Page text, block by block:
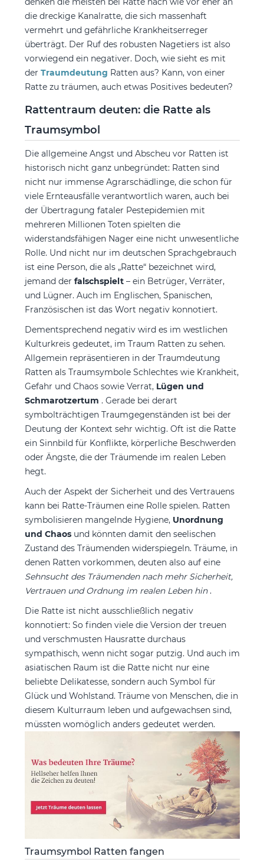
die dreckige Kanalratte, die sich massenhaft
vermehrt und gefährliche Krankheitserreger
überträgt. Der Ruf des robusten Nagetiers ist also
vorwiegend ein negativer. Doch, wie sieht es mit
der Traumdeutung Ratten aus? Kann, von einer
Ratte zu träumen, auch etwas Positives bedeuten?
Rattentraum deuten: die Ratte als
Traumsymbol
Die allgemeine Angst und Abscheu vor Ratten ist
historisch nicht ganz unbegründet: Ratten sind
nicht nur immense Agrarschädlinge, die schon für
viele Ernteausfälle verantwortlich waren, auch bei
der Übertragung fataler Pestepidemien mit
mehreren Millionen Toten spielten die
widerstandsfähigen Nager eine nicht unwesentliche
Rolle. Und nicht nur im deutschen Sprachgebrauch
ist eine Person, die als „Ratte“ bezeichnet wird,
jemand der falschspielt – ein Betrüger, Verräter,
und Lügner. Auch im Englischen, Spanischen,
Französischen ist das Wort negativ konnotiert.
Dementsprechend negativ wird es im westlichen
Kulturkreis gedeutet, im Traum Ratten zu sehen.
Allgemein repräsentieren in der Traumdeutung
Ratten als Traumsymbole Schlechtes wie Krankheit,
Gefahr und Chaos sowie Verrat, Lügen und
Schmarotzertum . Gerade bei derart
symbolträchtigen Traumgegenständen ist bei der
Deutung der Kontext sehr wichtig. Oft ist die Ratte
ein Sinnbild für Konflikte, körperliche Beschwerden
oder Ängste, die der Träumende im realen Leben
hegt.
Auch der Aspekt der Sicherheit und des Vertrauens
kann bei Ratte-Träumen eine Rolle spielen. Ratten
symbolisieren mangelnde Hygiene, Unordnung
und Chaos und könnten damit den seelischen
Zustand des Träumenden widerspiegeln. Träume, in
denen Ratten vorkommen, deuten also auf eine
Sehnsucht des Träumenden nach mehr Sicherheit,
Vertrauen und Ordnung im realen Leben hin.
Die Ratte ist nicht ausschließlich negativ
konnotiert: So finden viele die Version der treuen
und verschmusten Hausratte durchaus
sympathisch, wenn nicht sogar putzig. Und auch im
asiatischen Raum ist die Ratte nicht nur eine
beliebte Delikatesse, sondern auch Symbol für
Glück und Wohlstand. Träume von Menschen, die in
diesem Kulturraum leben und aufgewachsen sind,
müssten womöglich anders gedeutet werden.
Traumsymbol Ratten fangen